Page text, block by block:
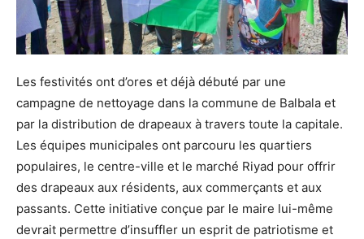
Les festivités ont d’ores et déjà débuté par une
campagne de nettoyage dans la commune de Balbala et
par la distribution de drapeaux à travers toute la capitale.
Les équipes municipales ont parcouru les quartiers
populaires, le centre-ville et le marché Riyad pour offrir
des drapeaux aux résidents, aux commerçants et aux
passants. Cette initiative conçue par le maire lui-même
devrait permettre d’insuffler un esprit de patriotisme et